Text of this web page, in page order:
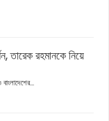
তারেক রহমানকে নিয়ে